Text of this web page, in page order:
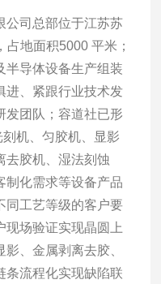
公司总部位于江苏苏
地面积5000 平米；
半导体设备生产组装
进、紧跟行业技术发
发团队；容道社已形
机、匀胶机、显影
去胶机、湿法刻蚀
制化需求等设备产品
同工艺等级的客户要
现场验证实现晶圆上
、金属剥离去胶、
条流程化实现缺陷联